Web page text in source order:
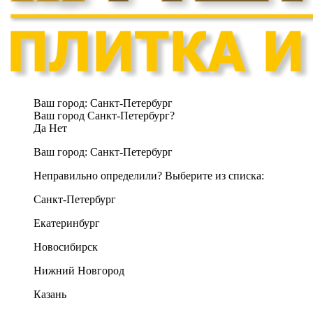
Ваш город: Санкт-Петербург
Ваш город Санкт-Петербург?
Да Нет
Ваш город: Санкт-Петербург
Неправильно определили? Выберите из списка:
Санкт-Петербург
Екатеринбург
Новосибирск
Нижний Новгород
Казань